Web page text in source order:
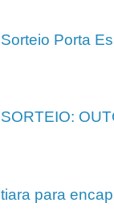
Sorteio Porta
SORTEIO:
tiara para